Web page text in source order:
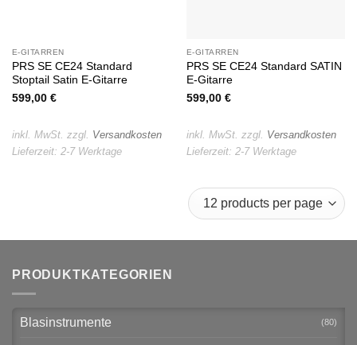
E-GITARREN
PRS SE CE24 Standard
Stoptail Satin E-Gitarre
599,00 €
inkl. MwSt. zzgl. Versandkosten
Lieferzeit: 2-7 Werktage
E-GITARREN
PRS SE CE24 Standard SATIN
E-Gitarre
599,00 €
inkl. MwSt. zzgl. Versandkosten
Lieferzeit: 2-7 Werktage
PRODUKTKATEGORIEN
Blasinstrumente (80)